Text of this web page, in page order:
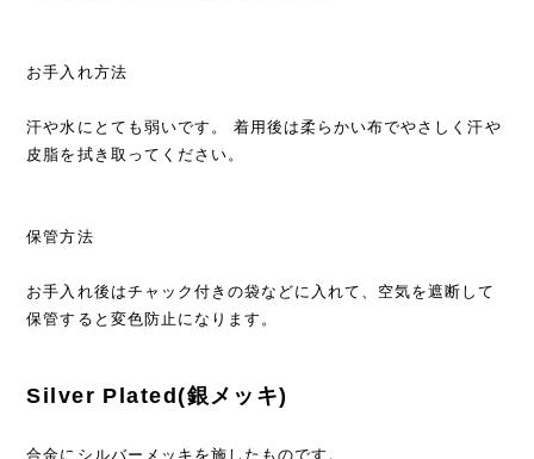
お手入れ方法
汗や水にとても弱いです。 着用後は柔らかい布でやさしく汗や
皮脂を拭き取ってください。
保管方法
お手入れ後はチャック付きの袋などに入れて、空気を遮断して
保管すると変色防止になります。
Silver Plated(銀メッキ)
合金にシルバーメッキを施したものです。